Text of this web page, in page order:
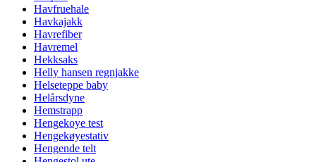
Havfruehale
Havkajakk
Havrefiber
Havremel
Hekksaks
Helly hansen regnjakke
Helseteppe baby
Helårsdyne
Hemstrapp
Hengekoye test
Hengekøyestativ
Hengende telt